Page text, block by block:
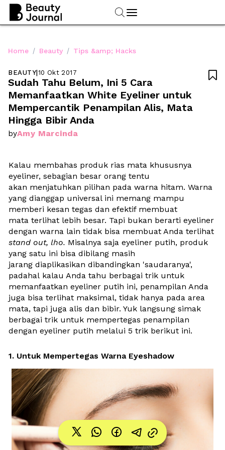
Home / Beauty / Tips &amp; Hacks
BEAUTY|10 Okt 2017
Sudah Tahu Belum, Ini 5 Cara
Memanfaatkan White Eyeliner untuk
Mempercantik Penampilan Alis, Mata
Hingga Bibir Anda
byAmy Marcinda

Kalau membahas produk rias mata khususnya
eyeliner, sebagian besar orang tentu
akan menjatuhkan pilihan pada warna hitam. Warna
yang dianggap universal ini memang mampu
memberi kesan tegas dan efektif membuat
mata terlihat lebih besar. Tapi bukan berarti eyeliner
stand out, lho. Misalnya saja eyeliner putih, produk
yang satu ini bisa dibilang masih
jarang diaplikasikan dibandingkan 'saudaranya',
padahal kalau Anda tahu berbagai trik untuk
memanfaatkan eyeliner putih ini, penampilan Anda
juga bisa terlihat maksimal, tidak hanya pada area
mata, tapi juga alis dan bibir. Yuk langsung simak
berbagai trik untuk mempertegas penampilan
dengan eyeliner putih melalui 5 trik berikut ini.
1. Untuk Mempertegas Warna Eyeshadow